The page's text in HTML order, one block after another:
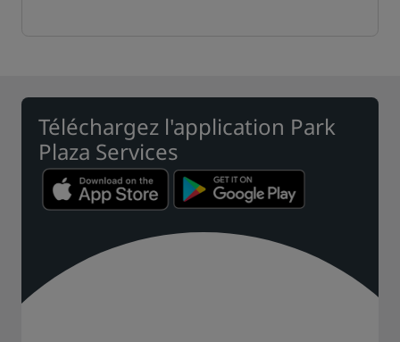
Téléchargez l'application Park
Plaza Services